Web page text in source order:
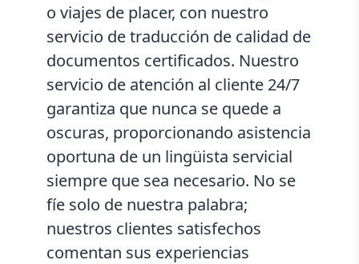
o viajes de placer, con nuestro
servicio de traducción de calidad de
documentos certificados. Nuestro
servicio de atención al cliente 24/7
garantiza que nunca se quede a
oscuras, proporcionando asistencia
oportuna de un lingüista servicial
siempre que sea necesario. No se
fíe solo de nuestra palabra;
nuestros clientes satisfechos
comentan sus experiencias